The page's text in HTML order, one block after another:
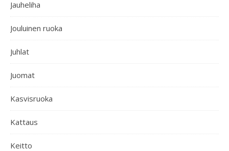
Jauheliha
Jouluinen ruoka
Juhlat
Juomat
Kasvisruoka
Kattaus
Keitto